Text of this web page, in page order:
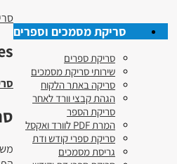
סריקת מסמכים וספרים
סריקת ספרים
שירותי סריקת מסמכים
סריקה באתר הלקוח
הגהת קבצי וורד לאחר
סריקת הספר
המרת PDF לוורד ואקסל
סריקת ספרי קודש ודת
גריסת מסמכים